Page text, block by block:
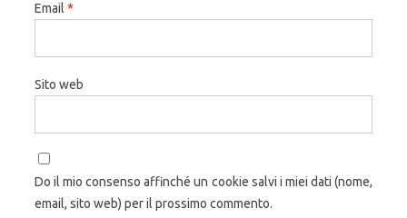
Email *
Sito web
Do il mio consenso affinché un cookie salvi i miei dati (nome,
email, sito web) per il prossimo commento.